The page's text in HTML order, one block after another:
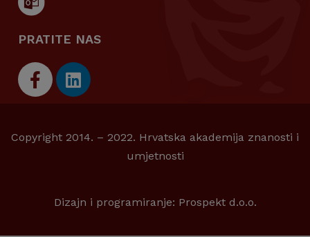
PRATITE NAS
Copyright 2014. – 2022. Hrvatska akademija znanosti i
umjetnosti
Dizajn i programiranje: Prospekt d.o.o.